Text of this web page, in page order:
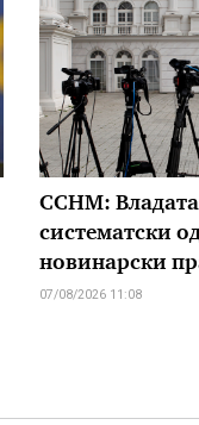
ССНМ: Владата
систематски
новинарски
07/08/2026 11:08